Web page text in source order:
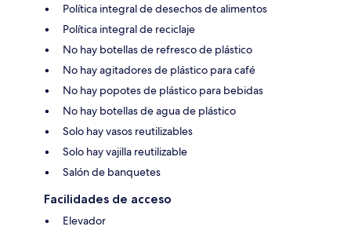
Política integral de desechos de alimentos
Política integral de reciclaje
No hay botellas de refresco de plástico
No hay agitadores de plástico para café
No hay popotes de plástico para bebidas
No hay botellas de agua de plástico
Solo hay vasos reutilizables
Solo hay vajilla reutilizable
Salón de banquetes
Facilidades de acceso
Elevador